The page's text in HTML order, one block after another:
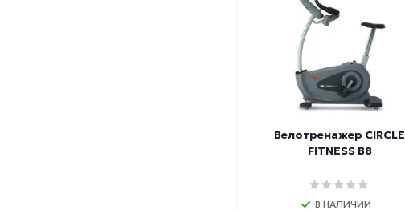
Велотренажер CIRCLE
FITNESS B8
В НАЛИЧИИ